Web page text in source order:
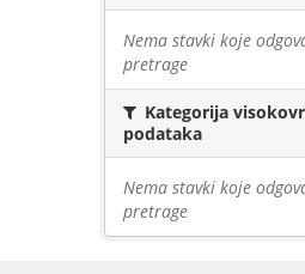
Nema stavki koje
pretrage
Kategorija
podataka
Nema stavki koje
pretrage